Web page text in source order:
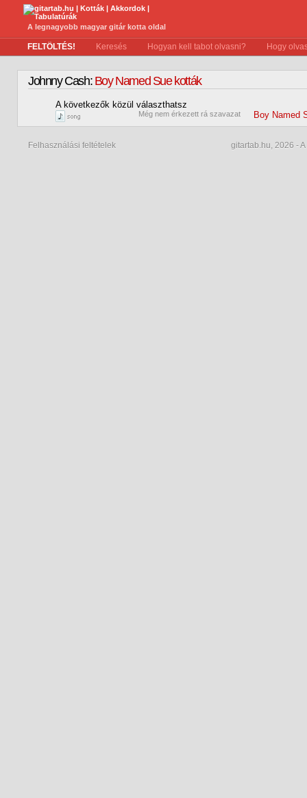
A legnagyobb magyar gitár kotta oldal
FELTÖLTÉS! Keresés Hogyan kell tabot olvasni? Hogy
Johnny Cash:Boy Named Sue kották
A következők közül választhatsz
Még nem érkezett rá szavazat Boy Named
Felhasználási feltételek gitartab.hu, 2026 -